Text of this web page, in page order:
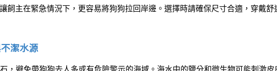
飼主在緊急情況下，更容易將狗狗拉回岸邊。選擇時請確保尺寸合適，穿戴舒
潔水源